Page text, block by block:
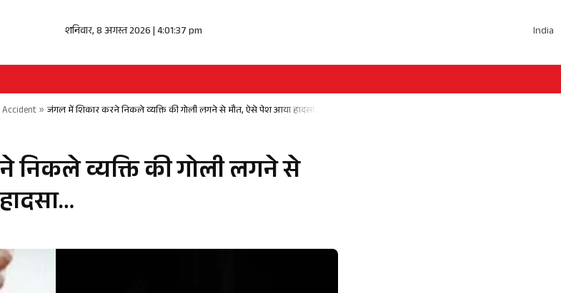
शनिवार, 8 अगस्त 2026 | 4:01:37 pm India
Accident» जंगल में शिकार करने निकले व्यक्ति की गोली लगने से मौत, ऐसे पेश आया हादसा…
व्यक्ति की गोली लगने से